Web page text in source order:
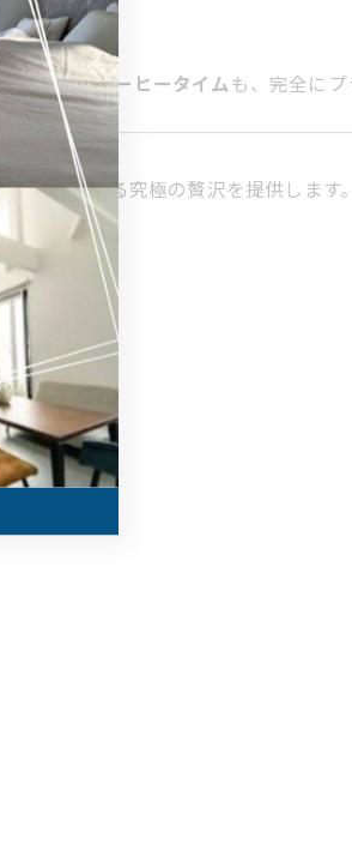
での朝のコーヒータイムも、完全に
丸々貸し切る究極の贅沢を提供します